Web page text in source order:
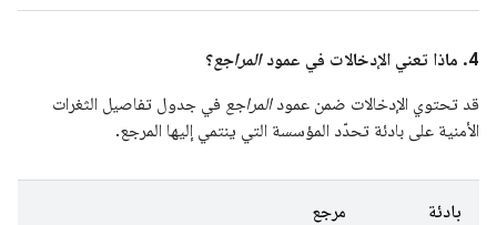
4. ماذا تعني الإدخالات في عمود المراجع؟
قد تحتوي الإدخالات ضمن عمودالمراجع في جدول تفاصيل الثغرات
الأمنية على بادئة تحدّد المؤسسة التي ينتمي إليها المرجع.
بادئة مرجع